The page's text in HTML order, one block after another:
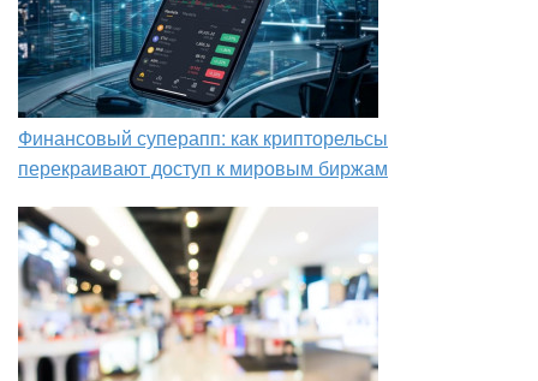
Финансовый суперапп: как крипторельсы
перекраивают доступ к мировым биржам